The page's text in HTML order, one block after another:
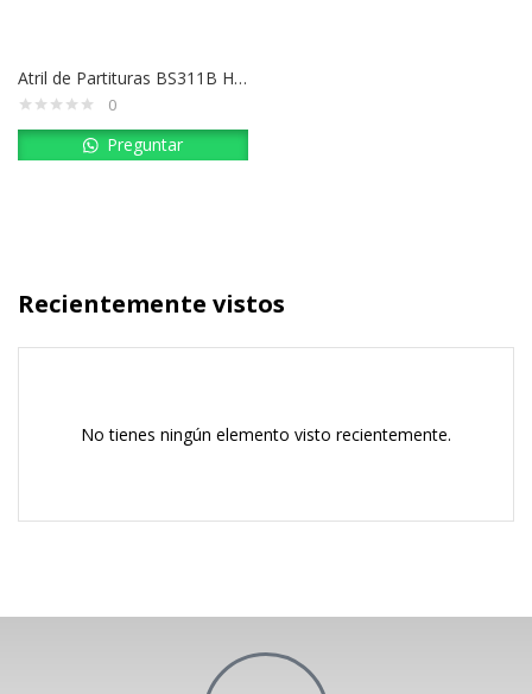
Atril de Partituras BS311B HERCULES
0
Preguntar
Recientemente vistos
No tienes ningún elemento visto recientemente.